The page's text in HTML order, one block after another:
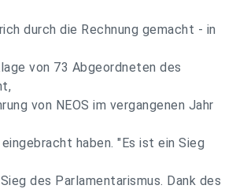
durch die Rechnung gemacht - in
von 73 Abgeordneten des
von NEOS im vergangenen Jahr
haben. "Es ist ein Sieg
des Parlamentarismus. Dank des